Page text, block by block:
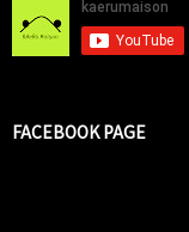
FACEBOOK PAGE